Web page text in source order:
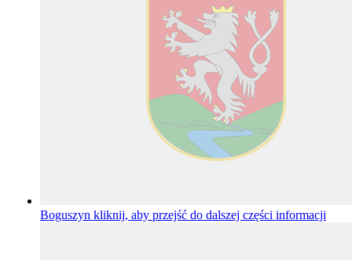
Boguszyn kliknij, aby przejść do dalszej części informacji